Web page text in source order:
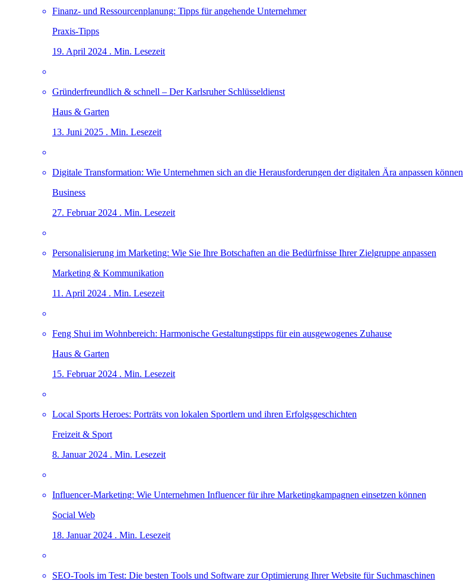
Finanz- und Ressourcenplanung: Tipps für angehende Unternehmer
Praxis-Tipps
19. April 2024 . Min. Lesezeit
Gründerfreundlich & schnell – Der Karlsruher Schlüsseldienst
Haus & Garten
13. Juni 2025 . Min. Lesezeit
Digitale Transformation: Wie Unternehmen sich an die Herausforderungen der digitalen Ära anpassen können
Business
27. Februar 2024 . Min. Lesezeit
Personalisierung im Marketing: Wie Sie Ihre Botschaften an die Bedürfnisse Ihrer Zielgruppe anpassen
Marketing & Kommunikation
11. April 2024 . Min. Lesezeit
Feng Shui im Wohnbereich: Harmonische Gestaltungstipps für ein ausgewogenes Zuhause
Haus & Garten
15. Februar 2024 . Min. Lesezeit
Local Sports Heroes: Porträts von lokalen Sportlern und ihren Erfolgsgeschichten
Freizeit & Sport
8. Januar 2024 . Min. Lesezeit
Influencer-Marketing: Wie Unternehmen Influencer für ihre Marketingkampagnen einsetzen können
Social Web
18. Januar 2024 . Min. Lesezeit
SEO-Tools im Test: Die besten Tools und Software zur Optimierung Ihrer Website für Suchmaschinen